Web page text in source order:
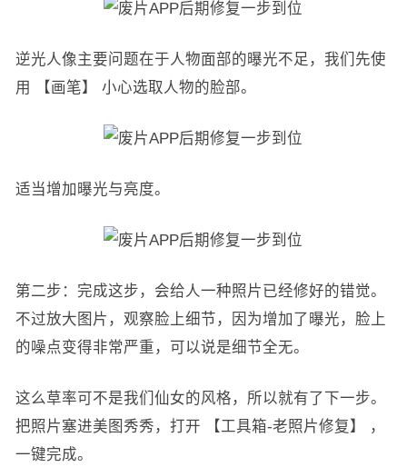
逆光人像主要问题在于人物面部的曝光不足，我们先使
用 【画笔】 小心选取人物的脸部。
适当增加曝光与亮度。
第二步：完成这步，会给人一种照片已经修好的错觉。
不过放大图片，观察脸上细节，因为增加了曝光，脸上
的噪点变得非常严重，可以说是细节全无。
这么草率可不是我们仙女的风格，所以就有了下一步。
把照片塞进美图秀秀，打开 【工具箱-老照片修复】 ，
一键完成。